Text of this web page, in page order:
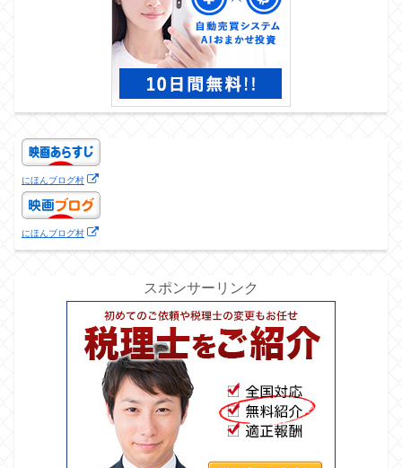
にほんブログ村
にほんブログ村
スポンサーリンク